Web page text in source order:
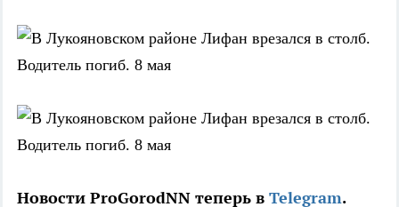
Новости ProGorodNN теперь в Telegram.